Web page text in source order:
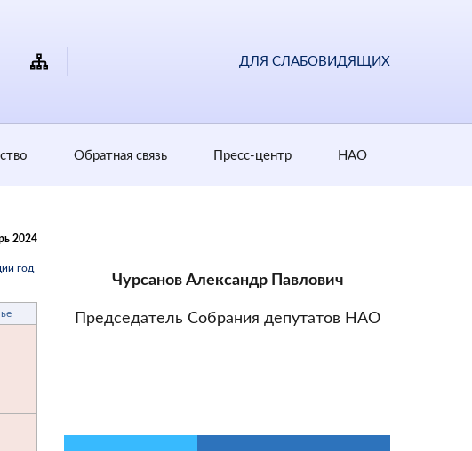
ДЛЯ СЛАБОВИДЯЩИХ
Обратная cвязь Пресс-центр НАО
2024
год
Чурсанов Александр Павлович
Председатель Собрания депутатов НАО